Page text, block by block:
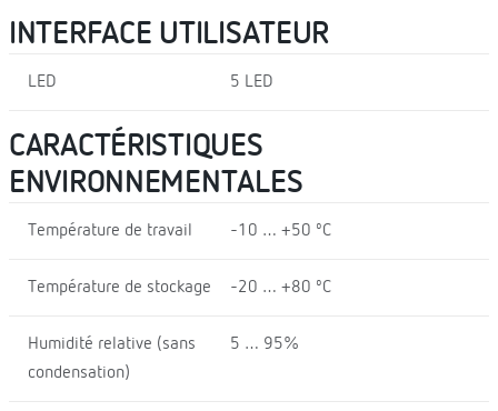
INTERFACE UTILISATEUR
LED 5 LED
CARACTÉRISTIQUES
ENVIRONNEMENTALES
Température de travail -10 … +50 ºC
Température de stockage -20 … +80 ºC
Humidité relative (sans
condensation)
5 … 95%